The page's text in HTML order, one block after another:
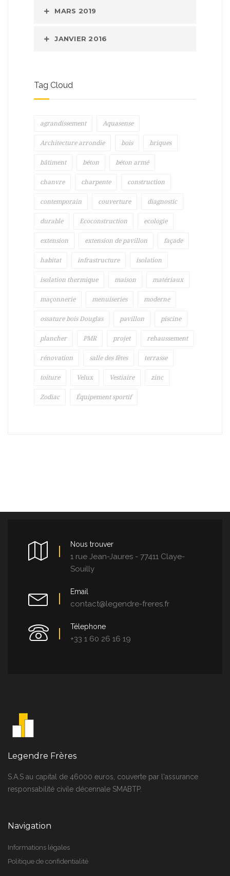
MARS 2019
JANVIER 2016
Tag Cloud
agrandissement Aquasense
Architecture arrondie bois briques
bâtiment béton béton armé
chanvre charpente construction
contemporain couverture diagnostic
durable Ecoconstruction ecologie
extension extension de pavillon façade
habitat infrastructure isolation
isolation thermique maison matériaux
maçonnerie menuiseries moderne
ossature bois Douglas pavillon piscine
plancher PMR projet rehaussement
rénovation salle des fêtes terrasse
toiture Velux Vestiaire zinc
Zodiac Équipement sportif
Nous trouver
1 rue Jean-Jaures - 77411 Claye-
Souilly
Email
contact@legendre-freres.fr
Télephone
+33 1 60 26 16 19
Legendre Frères
S.A.S au capital de 46000 euros, couverte par l'assurance
responsabilité civile décennale SMABTP.
Navigation
Informations légales
Politique de confidentialité